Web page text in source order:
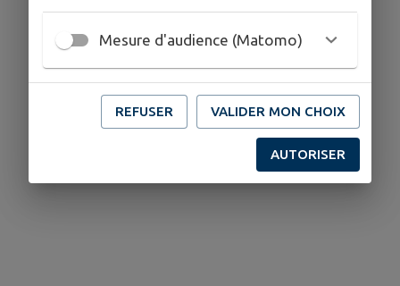
Mesure d'audience (Matomo)
REFUSER VALIDER MON CHOIX
AUTORISER